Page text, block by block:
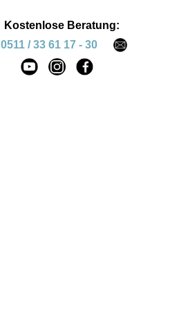
Kostenlose Beratung:
0511 / 33 61 17 - 30